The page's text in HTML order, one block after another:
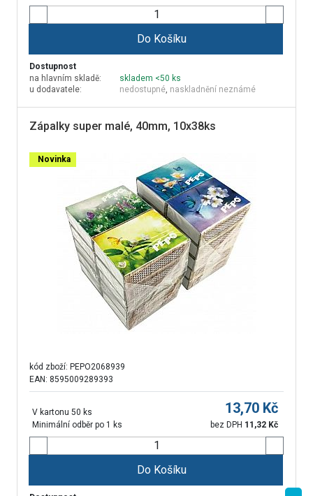
Do Košíku
Dostupnost
na hlavním skladě:
skladem <50 ks
u dodavatele:
nedostupné, naskladnění neznámé
Zápalky super malé, 40mm, 10x38ks
Novinka
kód zboží: PEPO2068939
EAN: 8595009289393
V kartonu 50 ks
Minimální odběr po 1 ks
13,70 Kč
bez DPH 11,32 Kč
Do Košíku